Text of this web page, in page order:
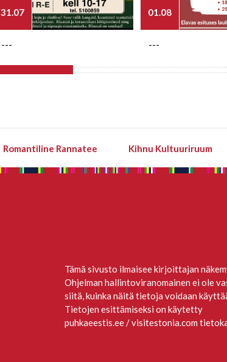
31.07
---
01.08
---
Romantiline Rannatee Kihnu Kultuuriruum
Tämä sivusto ilmaisee kirjoittajan
Ohjelman hallintoviranomainen ei ole
siitä, kuinka näitä tietoja voidaan
Tietojen esittämiseksi on käytetty
puhkaeestis.ee / visitestonia.com